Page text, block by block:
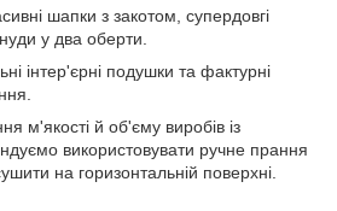
шапки з закотом, супердовгі
у два оберти.
інтер'єрні подушки та фактурні
м'якості й об'єму виробів із
використовувати ручне прання
на горизонтальній поверхні.